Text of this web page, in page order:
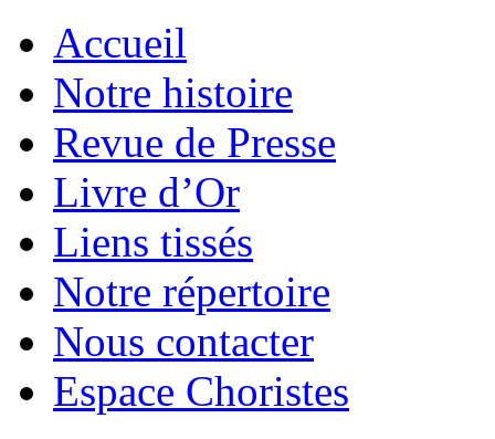
Accueil
Notre histoire
Revue de Presse
Livre d’Or
Liens tissés
Notre répertoire
Nous contacter
Espace Choristes